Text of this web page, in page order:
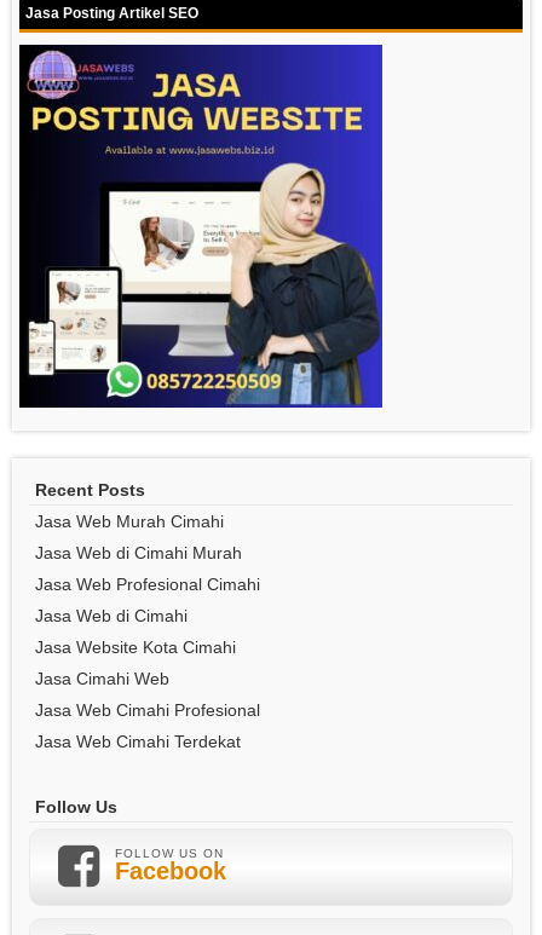
Jasa Posting Artikel SEO
Recent Posts
Jasa Web Murah Cimahi
Jasa Web di Cimahi Murah
Jasa Web Profesional Cimahi
Jasa Web di Cimahi
Jasa Website Kota Cimahi
Jasa Cimahi Web
Jasa Web Cimahi Profesional
Jasa Web Cimahi Terdekat
Follow Us
FOLLOW US ON
Facebook